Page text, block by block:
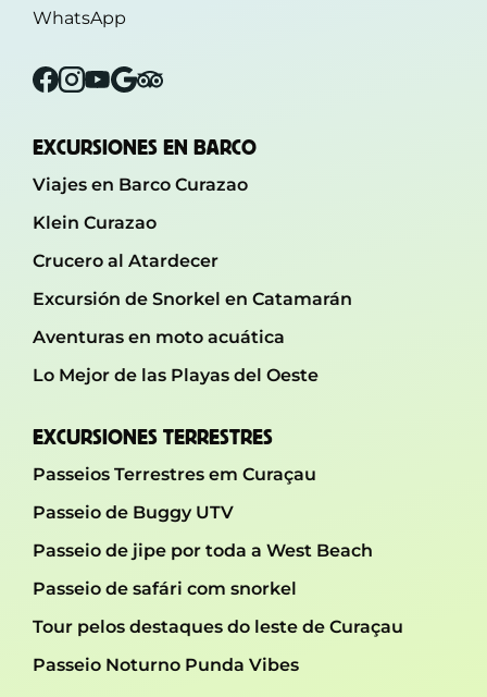
WhatsApp
Facebook
Instagram
YouTube
GoogleTripadvisor
EXCURSIONES EN BARCO
Viajes en Barco Curazao
Klein Curazao
Crucero al Atardecer
Excursión de Snorkel en Catamarán
Aventuras en moto acuática
Lo Mejor de las Playas del Oeste
EXCURSIONES TERRESTRES
Passeios Terrestres em Curaçau
Passeio de Buggy UTV
Passeio de jipe ​​por toda a West Beach
Passeio de safári com snorkel
Tour pelos destaques do leste de Curaçau
Passeio Noturno Punda Vibes